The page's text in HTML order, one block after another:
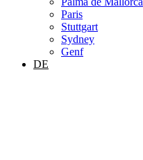
Paris
Stuttgart
Sydney
Genf
DE